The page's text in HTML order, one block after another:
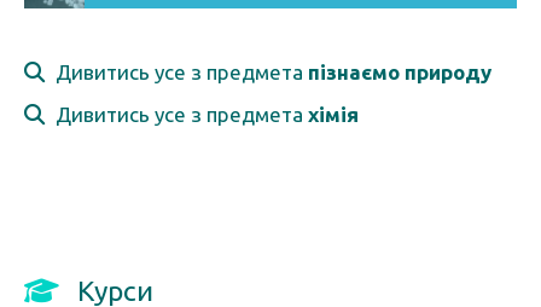
Дивитись усе з предмета пізнаємо природу
Дивитись усе з предмета хімія
Курси